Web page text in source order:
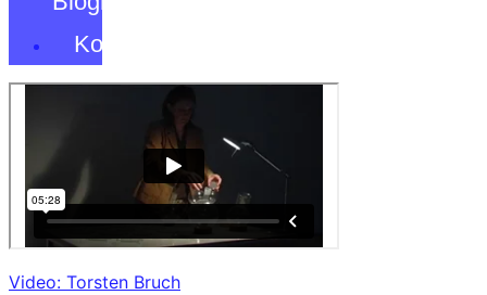
Kontakt
Video: Torsten Bruch